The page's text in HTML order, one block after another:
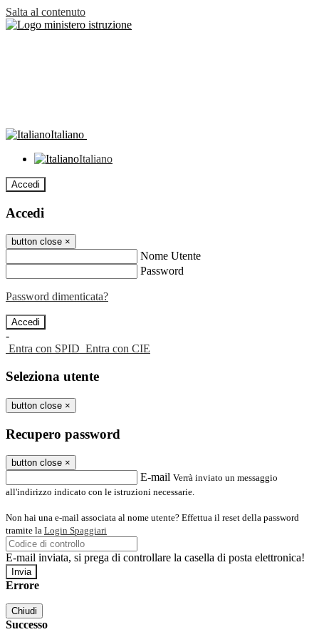
Salta al contenuto
Italiano
Italiano
Accedi
Accedi
button close ×
Nome Utente
Password
Password dimenticata?
-
Entra con SPID Entra con CIE
Seleziona utente
button close ×
Recupero password
button close ×
E-mail Verrà inviato un messaggio
all'indirizzo indicato con le istruzioni necessarie.
Non hai una e-mail associata al nome utente? Effettua il reset della password
tramite la Login Spaggiari
E-mail inviata, si prega di controllare la casella di posta elettronica!
Errore
Chiudi
Successo